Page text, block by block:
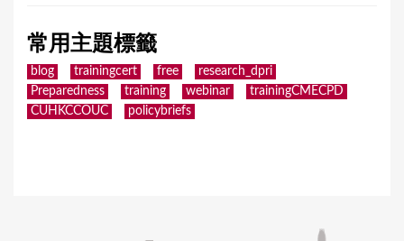
常用主題標籤
blog trainingcert free
research_dpri
Preparedness
training webinar
trainingCMECPD
CUHKCCOUC
policybriefs